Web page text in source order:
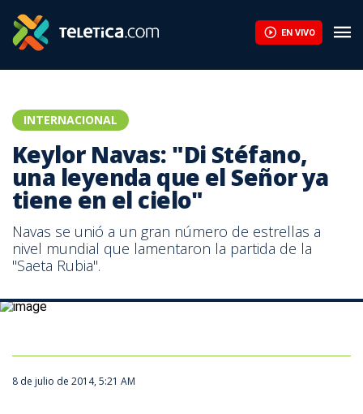
EN VIVO
INTERNACIONAL
Keylor Navas: "Di Stéfano,
una leyenda que el Señor ya
tiene en el cielo"
Navas se unió a un gran número de estrellas a
nivel mundial que lamentaron la partida de la
"Saeta Rubia".
Navas se unió a un gran número de estrellas a nivel mundial que
8 de julio de 2014, 5:21 AM